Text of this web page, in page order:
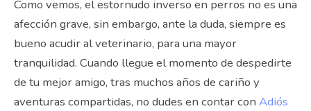
Como vemos, el estornudo inverso en perros no es una
afección grave, sin embargo, ante la duda, siempre es
bueno acudir al veterinario, para una mayor
tranquilidad. Cuando llegue el momento de despedirte
de tu mejor amigo, tras muchos años de cariño y
aventuras compartidas, no dudes en contar con Adiós